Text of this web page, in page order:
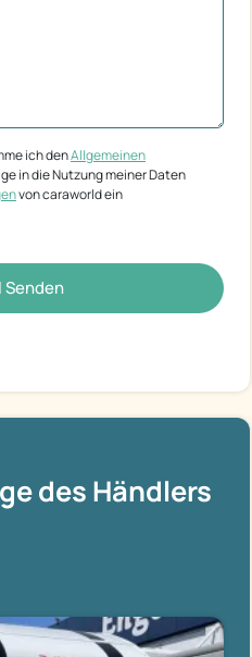
ich denAllgemeinen
in die Nutzung meiner Daten
von caraworld ein
Senden
des Händlers